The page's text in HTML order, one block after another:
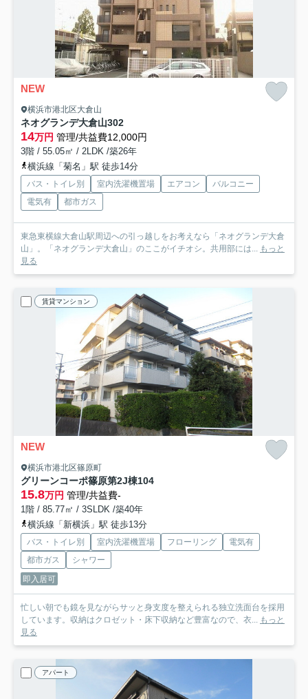
NEW
横浜市港北区大倉山
ネオグランデ大倉山302
14万円 管理/共益費12,000円
3階 / 55.05㎡ / 2LDK /築26年
横浜線「菊名」駅 徒歩14分
バス・トイレ別 室内洗濯機置場 エアコン
バルコニー
電気有
都市ガス
東急東横線大倉山駅周辺への引っ越しをお考えなら「ネオグランデ大倉
山」。「ネオグランデ大倉山」のここがイチオシ。共用部には... もっと
見る
賃貸マンション
NEW
横浜市港北区篠原町
グリーンコーポ篠原第2J棟104
15.8万円 管理/共益費-
1階 / 85.77㎡ / 3SLDK /築40年
横浜線「新横浜」駅 徒歩13分
バス・トイレ別 室内洗濯機置場 フローリング
電気有
都市ガス
シャワー
即入居可
忙しい朝でも鏡を見ながらサッと身支度を整えられる独立洗面台を採用
しています。収納はクロゼット・床下収納など豊富なので、衣... もっと
見る
アパート